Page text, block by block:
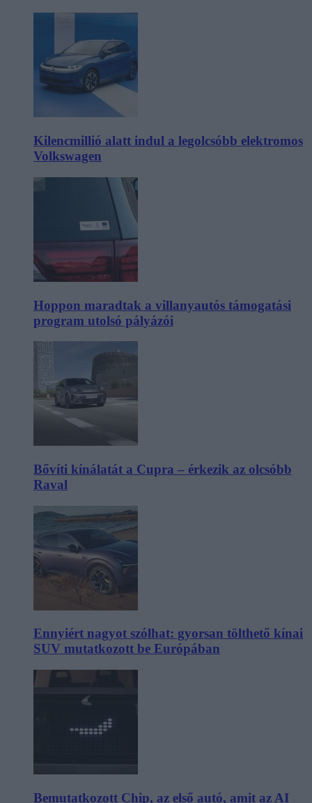
Kilencmillió alatt indul a legolcsóbb elektromos
Volkswagen
Hoppon maradtak a villanyautós támogatási
program utolsó pályázói
Bővíti kínálatát a Cupra – érkezik az olcsóbb
Raval
Ennyiért nagyot szólhat: gyorsan tölthető kínai
SUV mutatkozott be Európában
Bemutatkozott Chip, az első autó, amit az AI